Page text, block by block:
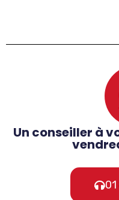
Un conseiller à
01